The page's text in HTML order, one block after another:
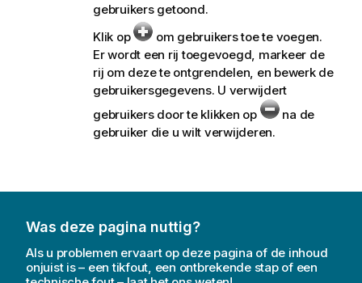
gebruikers getoond.
Klik op
om gebruikers toe te voegen.
Er wordt een rij toegevoegd, markeer de
rij om deze te ontgrendelen, en bewerk de
gebruikersgegevens. U verwijdert
gebruikers door te klikken op
na de
gebruiker die u wilt verwijderen.
Was deze pagina nuttig?
Als u problemen ervaart op deze pagina of de inhoud
onjuist is – een tikfout, een ontbrekende stap of een